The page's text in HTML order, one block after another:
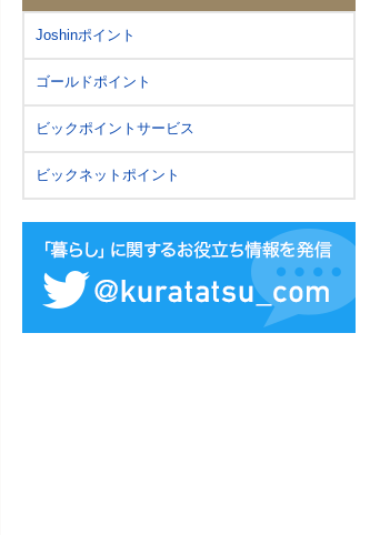
Joshinポイント
ゴールドポイント
ビックポイントサービス
ビックネットポイント